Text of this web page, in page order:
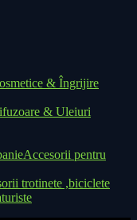
& Îngrijire
& Uleiuri
Accesorii pentru
trotinete ,biciclete